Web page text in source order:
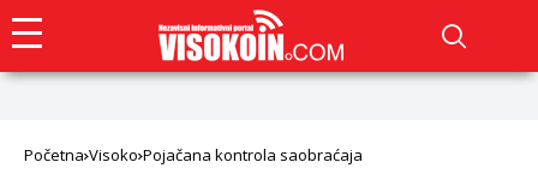
Početna Visoko Pojačana kontrola saobraćaja